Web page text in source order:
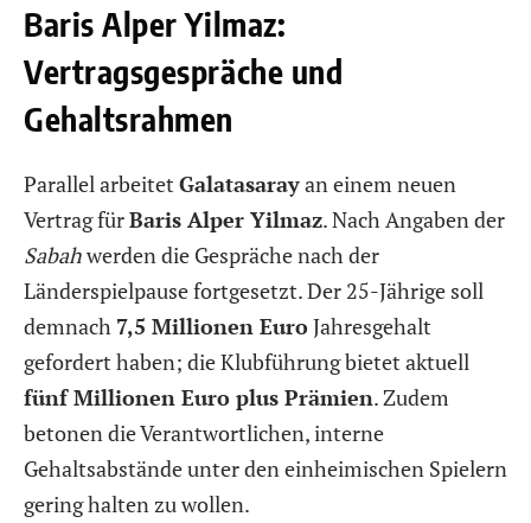
Baris Alper Yilmaz:
Vertragsgespräche und
Gehaltsrahmen
Parallel arbeitet Galatasarayan einem neuen
Vertrag fürBaris Alper Yilmaz. Nach Angaben der
Sabahwerden die Gespräche nach der
Länderspielpause fortgesetzt. Der 25-Jährige soll
demnach 7,5 Millionen EuroJahresgehalt
gefordert haben; die Klubführung bietet aktuell
fünf Millionen Euro plus Prämien. Zudem
betonen die Verantwortlichen, interne
Gehaltsabstände unter den einheimischen Spielern
gering halten zu wollen.